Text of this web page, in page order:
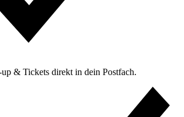
& Tickets direkt in dein Postfach.